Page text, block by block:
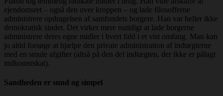
ejendomsret – også den over kroppen – og lade filosofferne
administrere opdragelsen af samfundets borgere. Han var heller ikke
demokratisk sindet. Det virker mere nutidigt at lade borgerne
administrere deres egne midler i hvert fald i et vist omfang. Man kan
jo altid forsøge at hjælpe den private administration af indtægterne
med en smule afgifter (altså på den del indtægten, der ikke er pålagt
indkomstskat).
Sandheden er sund og simpel